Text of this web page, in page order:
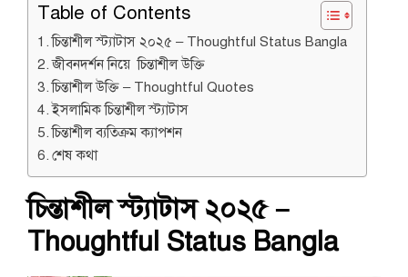
Table of Contents
চিন্তাশীল স্ট্যাটাস ২০২৫ – Thoughtful Status Bangla
জীবনদর্শন নিয়ে চিন্তাশীল উক্তি
চিন্তাশীল উক্তি – Thoughtful Quotes
ইসলামিক চিন্তাশীল স্ট্যাটাস
চিন্তাশীল ব্যতিক্রম ক্যাপশন
শেষ কথা
চিন্তাশীল স্ট্যাটাস ২০২৫–
Thoughtful Status Bangla